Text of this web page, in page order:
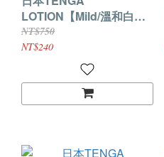
LOTION【Mild/溫和白】
新杯趣專用潤滑液 滑潤濃
厚潤滑液_170ML
NT$750
NT$240